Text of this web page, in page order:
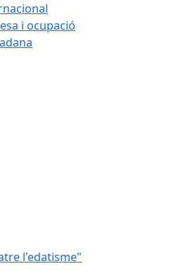
i ocupació
l'edatisme"
l'edatisme"